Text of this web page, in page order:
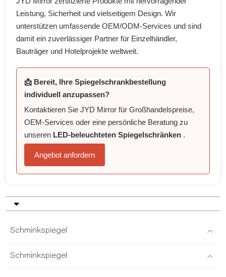
Leistung, Sicherheit und vielseitigem Design. Wir
unterstützen umfassende OEM/ODM-Services und sind
damit ein zuverlässiger Partner für Einzelhändler,
Bauträger und Hotelprojekte weltweit.
📩 Bereit, Ihre Spiegelschrankbestellung
individuell anzupassen?
Kontaktieren Sie JYD Mirror für Großhandelspreise,
OEM-Services oder eine persönliche Beratung zu
unseren LED-beleuchteten Spiegelschränken .
Angebot anfordern
Schminkspiegel
Schminkspiegel